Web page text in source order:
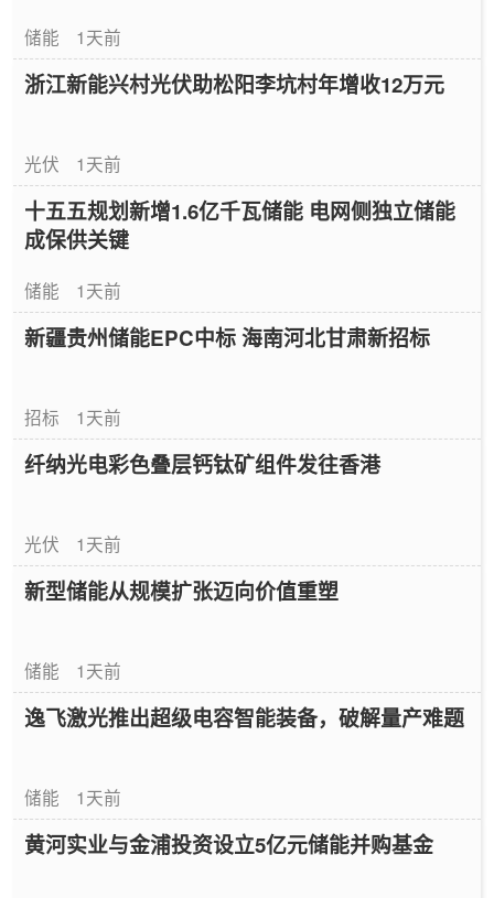
储能 1天前
浙江新能兴村光伏助松阳李坑村年增收12万元
光伏 1天前
十五五规划新增1.6亿千瓦储能 电网侧独立储能
成保供关键
储能 1天前
新疆贵州储能EPC中标 海南河北甘肃新招标
招标 1天前
纤纳光电彩色叠层钙钛矿组件发往香港
光伏 1天前
新型储能从规模扩张迈向价值重塑
储能 1天前
逸飞激光推出超级电容智能装备，破解量产难题
储能 1天前
黄河实业与金浦投资设立5亿元储能并购基金